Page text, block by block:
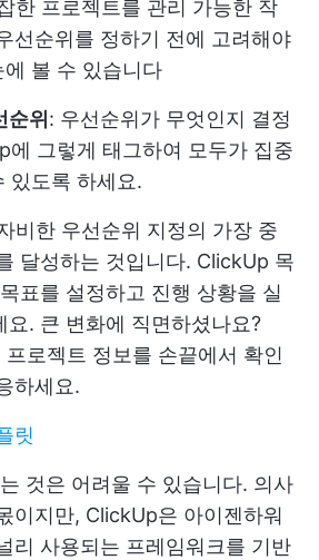
한 프로젝트를 관리 가능한 작
선순위를 정하기 전에 고려해야
볼 수 있습니다
위 : 우선순위가 무엇인지 결정
에 그렇게 태그하여 모두가 집중
있도록 하세요.
비한 우선순위 지정의 가장 중
달성하는 것입니다. ClickUp 목
표를 설정하고 진행 상황을 실
요. 큰 변화에 직면하셨나요?
로젝트 정보를 손끝에서 확인
하세요.
릿
것은 어려울 수 있습니다. 의사
이지만, ClickUp은 아이젠하워
리 사용되는 프레임워크를 기반